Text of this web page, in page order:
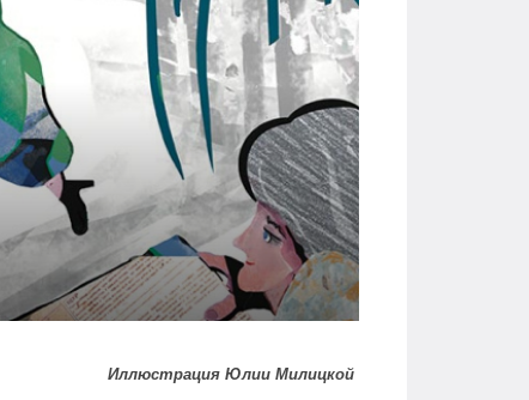
Иллюстрация Юлии Милицкой